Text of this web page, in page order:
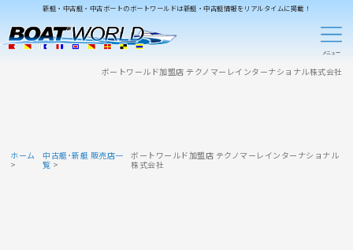
新艇・中古艇・中古ボートのボートワールドは新艇・中古艇情報をリアルタイムに掲載！
ボートワールド加盟店 テクノマーレインターナショナル株式会社
ホーム
中古艇･新艇 販売店一
覧
ボートワールド加盟店 テクノマーレインターナショナル
株式会社